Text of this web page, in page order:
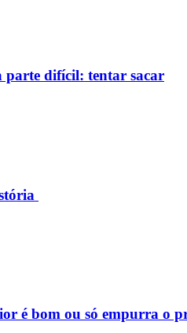
parte difícil: tentar sacar
é bom ou só empurra o